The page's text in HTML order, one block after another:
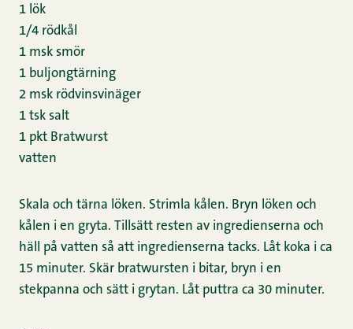
1 lök
1/4 rödkål
1 msk smör
1 buljongtärning
2 msk rödvinsvinäger
1 tsk salt
1 pkt Bratwurst
vatten
Skala och tärna löken. Strimla kålen. Bryn löken och
kålen i en gryta. Tillsätt resten av ingredienserna och
häll på vatten så att ingredienserna tacks. Låt koka i ca
15 minuter. Skär bratwursten i bitar, bryn i en
stekpanna och sätt i grytan. Låt puttra ca 30 minuter.